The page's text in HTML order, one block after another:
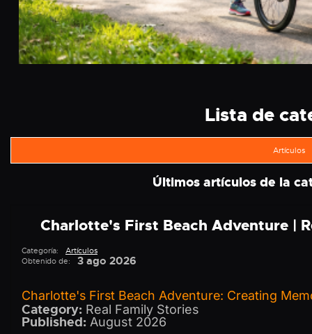
Lista de
Artículos
Últimos artículos de la
Charlotte's First Beach Adventure |
Categoría:
Artículos
Obtenido de:
3 ago 2026
Charlotte's First Beach Adventure: Creating
Category: Real Family Stories
Published: August 2026